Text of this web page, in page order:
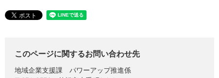
このページに関するお問い合わせ先
地域企業支援課
パワーアップ推進係